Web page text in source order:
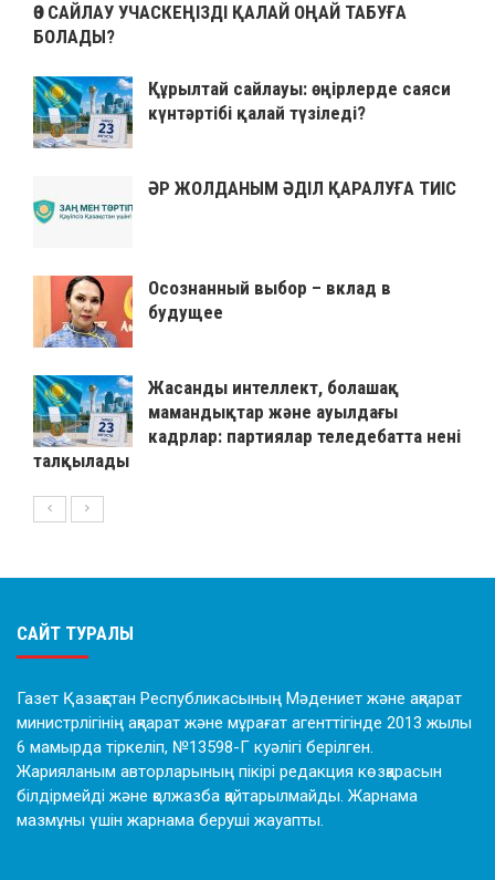
ӨЗ САЙЛАУ УЧАСКЕҢІЗДІ ҚАЛАЙ ОҢАЙ ТАБУҒА
БОЛАДЫ?
Құрылтай сайлауы: өңірлерде саяси
күнтәртібі қалай түзіледі?
ӘР ЖОЛДАНЫМ ӘДІЛ ҚАРАЛУҒА ТИІС
Осознанный выбор – вклад в
будущее
Жасанды интеллект, болашақ
мамандықтар және ауылдағы
кадрлар: партиялар теледебатта нені
талқылады
САЙТ ТУРАЛЫ
Газет Қазақстан Республикасының Мәдениет және ақпарат
министрлігінің ақпарат және мұрағат агенттігінде 2013 жылы
6 мамырда тіркеліп, №13598-Г куәлігі берілген.
Жарияланым авторларының пікірі редакция көзқарасын
білдірмейді және қолжазба қайтарылмайды. Жарнама
мазмұны үшін жарнама беруші жауапты.